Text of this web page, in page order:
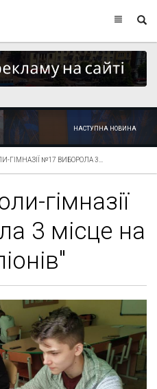
НАСТУПНА НОВИНА
ГІМНАЗІЇ №17 ВИБОРОЛА 3...
гімназії
3 місце на